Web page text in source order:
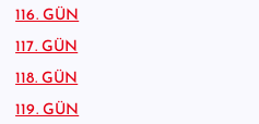
116. GÜN
117. GÜN
118. GÜN
119. GÜN